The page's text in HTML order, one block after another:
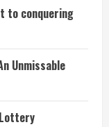
to conquering
Unmissable